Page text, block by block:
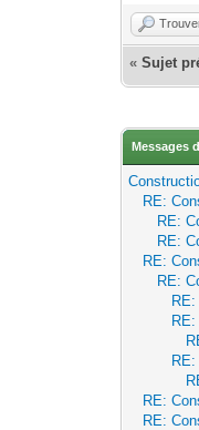
«Sujet
Messages
RE:
RE:
RE:
RE:
RE:
RE:
RE: